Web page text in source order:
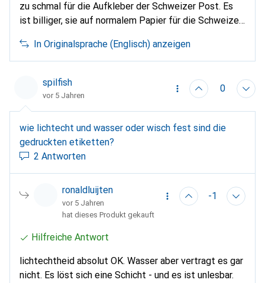
zu schmal für die Aufkleber der Schweizer Post. Es
ist billiger, sie auf normalem Papier für die Schweizer
In Originalsprache (Englisch) anzeigen
spilfish
vor 5 Jahren
0
wie lichtecht und wasser oder wisch fest sind die
gedruckten etiketten?
2 Antworten
ronaldluijten
vor 5 Jahren
-1
hat dieses Produkt gekauft
Hilfreiche Antwort
lichtechtheid absolut OK. Wasser aber vertragt es gar
nicht. Es löst sich eine Schicht - und es ist unlesbar.